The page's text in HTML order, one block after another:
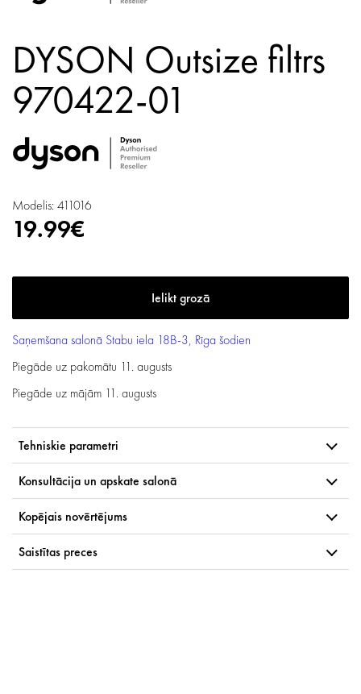
DYSON Outsize filtrs
970422-01
Modelis: 411016
19.99€
Saņemšana salonā Stabu iela 18B-3, Rīga šodien
Piegāde uz pakomātu 11. augusts
Piegāde uz mājām 11. augusts
Tehniskie parametri
Konsultācija un apskate salonā
Kopējais novērtējums
Saistītas preces